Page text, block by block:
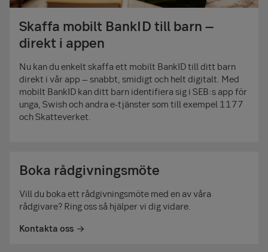
Skaffa mobilt BankID till barn –
direkt i appen
Nu kan du enkelt skaffa ett mobilt BankID till ditt barn
direkt i vår app – snabbt, smidigt och helt digitalt. Med
mobilt BankID kan ditt barn identifiera sig i SEB:s app för
unga, Swish och andra e-tjänster som till exempel 1177
och Skatteverket.
Boka rådgivningsmöte
Vill du boka ett rådgivningsmöte med en av våra
rådgivare? Ring oss så hjälper vi dig vidare.
Kontakta oss